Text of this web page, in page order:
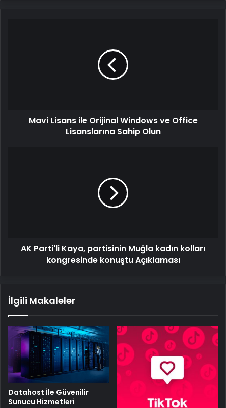
Mavi Lisans ile Orijinal Windows ve Office
Lisanslarına Sahip Olun
Açıklaması
AK Parti'li Kaya, partisinin Muğla kadın kolları
kongresinde konuştu Açıklaması
İlgili Makaleler
Datahost İle Güvenilir
Sunucu Hizmetleri